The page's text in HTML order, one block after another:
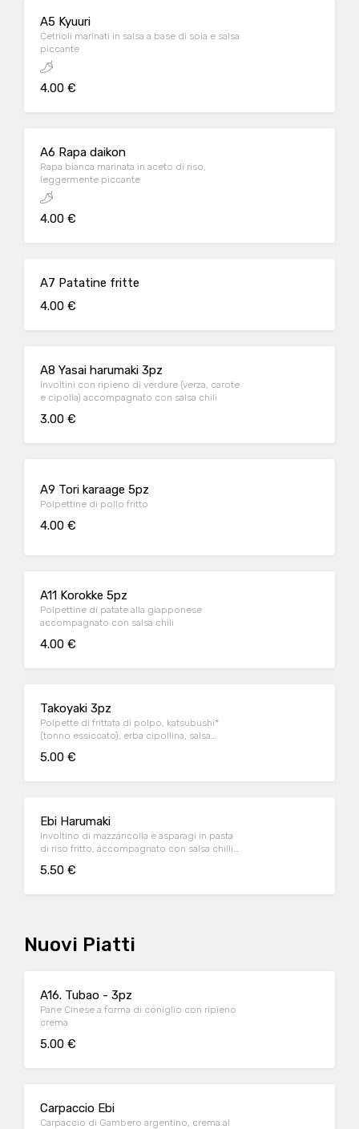
A5 Kyuuri
Cetrioli marinati in salsa a base di soia e salsa
piccante
4.00 €
A6 Rapa daikon
Rapa bianca marinata in aceto di riso,
leggermente piccante
4.00 €
A7 Patatine fritte
4.00 €
A8 Yasai harumaki 3pz
Involtini con ripieno di verdure (verza, carote
e cipolla) accompagnato con salsa chili
3.00 €
A9 Tori karaage 5pz
Polpettine di pollo fritto
4.00 €
A11 Korokke 5pz
Polpettine di patate alla giapponese
accompagnato con salsa chili
4.00 €
Takoyaki 3pz
Polpette di frittata di polpo, katsubushi*
(tonno essiccato), erba cipollina, salsa
5.00 €
Ebi Harumaki
Involtino di mazzancolla e asparagi in pasta
di riso fritto, accompagnato con salsa chilli
5.50 €
Nuovi Piatti
A16. Tubao - 3pz
Pane Cinese a forma di coniglio con ripieno
crema
5.00 €
Carpaccio Ebi
Carpaccio di Gambero argentino, crema al